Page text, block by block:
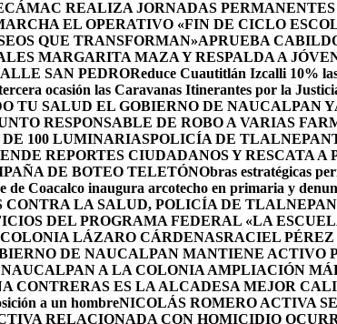
REALIZA JORNADAS
EL OPERATIVO «FIN DE CICLO
QUE TRANSFORMAN»APRUEBA
MARGARITA MAZA Y RESPALDA A
SAN PEDROReduce Cuautitlán Izcalli 10%
ocasión las Caravanas Itinerantes por la
TU SALUD EL GOBIERNO DE NAUCALPAN
RESPONSABLE DE ROBO A VARIAS
100 LUMINARIASPOLICÍA DE
REPORTES CIUDADANOS Y RESCATA
DE BOTEO TELETÓNObras estratégicas
de Coacalco inaugura arcotecho en primaria y
CONTRA LA SALUD, POLICÍA DE
DEL PROGRAMA FEDERAL «LA
LÁZARO CÁRDENASRACIEL
DE NAUCALPAN MANTIENE ACTIVO
A LA COLONIA AMPLIACIÓN
CONTRERAS ES LA ALCADESA MEJOR
a un hombreNICOLÁS ROMERO ACTIVA
RELACIONADA CON HOMICIDIO